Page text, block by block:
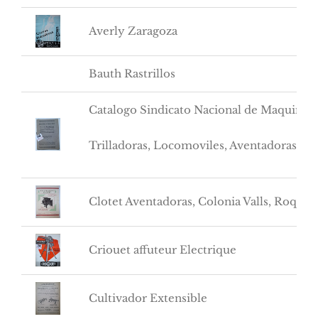
Averly Zaragoza
Bauth Rastrillos
Catalogo Sindicato Nacional de
Trilladoras, Locomoviles, Aventadoras
Clotet Aventadoras, Colonia Valls,
Criouet affuteur Electrique
Cultivador Extensible